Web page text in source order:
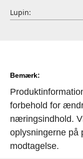
Lupin:
Bemærk:
forbehold for
næringsindhold.
oplysningerne på
modtagelse.